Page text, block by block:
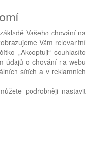
e-commerce pro náš
Vašeho chování na
Vám relevantní
„Akceptuji“ souhlasíte
údajů o chování na webu
sítích a v reklamních
podrobněji nastavit